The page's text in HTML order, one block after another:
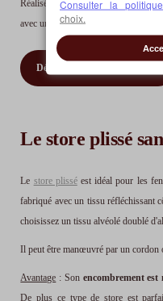
Réalisé en tissu, il est facile à
avec une bonne protection solaire.
Découvrez nos Stores bateaux
Le store plissé
Le store plisséest idéal pour les
fabriqué avec un tissu réfléchissant
choisissez un tissu alvéolé doublé
Il peut être manœuvré par un cordon
Avantage : Son encombrement
De plus ce type de store est
Consulter la
choix.